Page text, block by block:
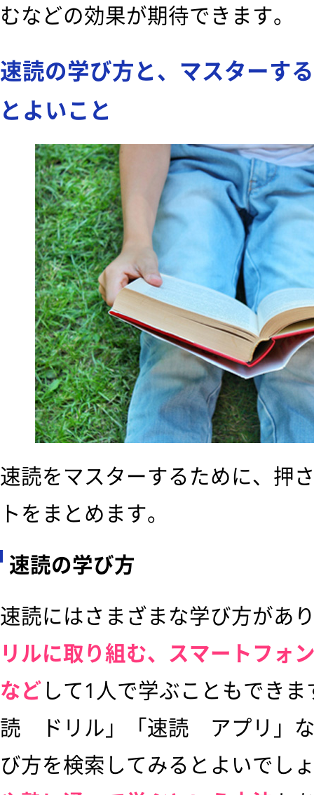
むなどの効果が期待できます。
速読の学び方と、マスターす
とよいこと
速読をマスターするために、押
トをまとめます。
速読の学び方
速読にはさまざまな学び方があ
リルに取り組む、スマートフォ
などして1人で学ぶこともでき
読 ドリル」「速読 アプリ」な
び方を検索してみるとよいでし